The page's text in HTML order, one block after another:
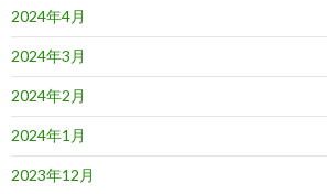
2024年4月
2024年3月
2024年2月
2024年1月
2023年12月